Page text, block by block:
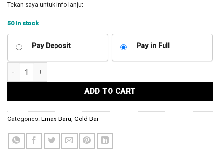
Tekan saya untuk info lanjut
50 in stock
Pay Deposit Pay in Full
1GRAM GOLD BAR 999.9 CGB CAT (D8) quantity
ADD TO CART
Categories: Emas Baru Gold Bar